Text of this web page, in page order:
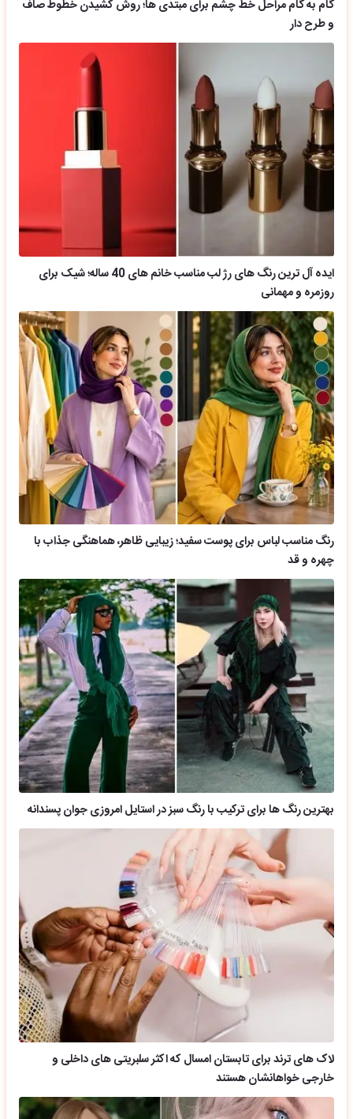
گام به گام مراحل خط چشم برای مبتدی ها؛ روش کشیدن خطوط صاف
و طرح دار
ایده آل ترین رنگ های رژ لب مناسب خانم های 40 ساله؛ شیک برای
روزمره و مهمانی
رنگ مناسب لباس برای پوست سفید؛ زیبایی ظاهر، هماهنگی جذاب با
چهره و قد
بهترین رنگ ها برای ترکیب با رنگ سبز در استایل امروزی جوان پسندانه
لاک های ترند برای تابستان امسال که اکثر سلبریتی های داخلی و
خارجی خواهانشان هستند